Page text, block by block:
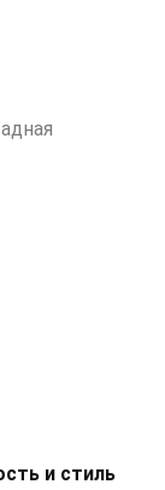
и стиль